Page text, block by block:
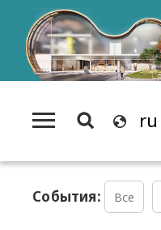
События: Все